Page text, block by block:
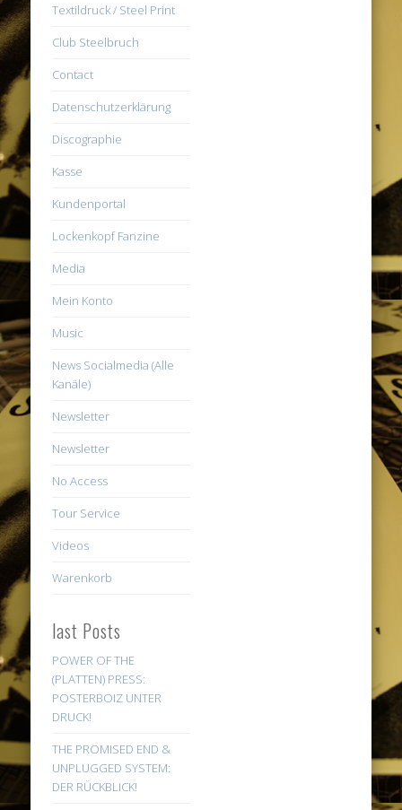
Textildruck / Steel Print
Club Steelbruch
Contact
Datenschutzerklärung
Discographie
Kasse
Kundenportal
Lockenkopf Fanzine
Media
Mein Konto
Music
News Socialmedia (Alle
Kanäle)
Newsletter
Newsletter
No Access
Tour Service
Videos
Warenkorb
last Posts
POWER OF THE
(PLATTEN) PRESS:
POSTERBOIZ UNTER
DRUCK!
THE PROMISED END &
UNPLUGGED SYSTEM:
DER RÜCKBLICK!